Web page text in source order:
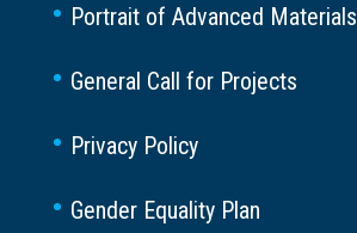
Portrait of Advanced Materials
General Call for Projects
Privacy Policy
Gender Equality Plan